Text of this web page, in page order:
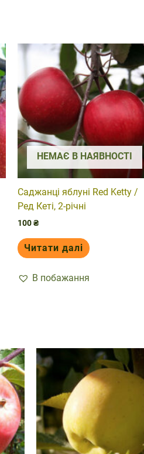
НЕМАЄ В НАЯВНОСТІ
Саджанці яблуні Red Ketty /
Ред Кеті, 2-річні
100₴
Читати далі
В побажання